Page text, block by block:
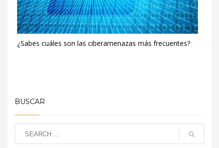
¿Sabes cuáles son las ciberamenazas más frecuentes?
BUSCAR